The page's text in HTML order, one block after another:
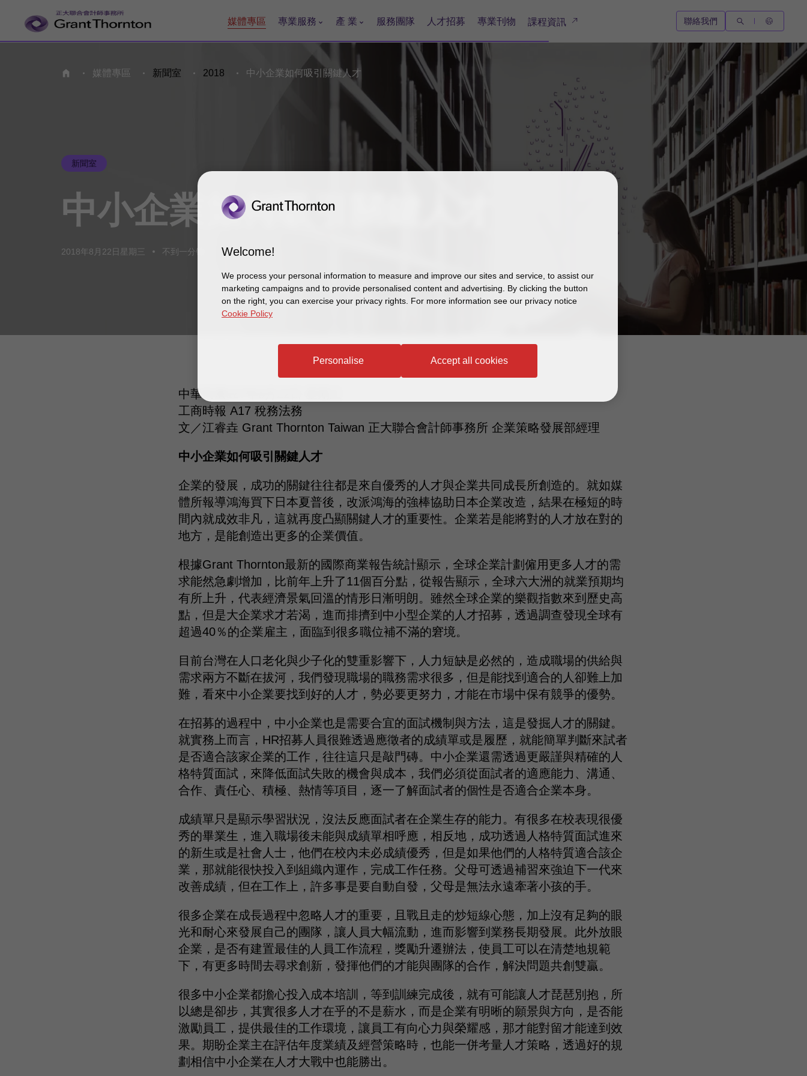
媒體專區 專業服務 產 業 服務團隊 人才招募 專業刊物 課程資訊 聯絡我們
首頁 媒體專區 新聞室 2018 中小企業如何吸引關鍵人才
新聞室
中小企業 如何吸引
2018年8月22日星期三 不到一分钟
中華民國107年8月22日 星期三
工商時報 A17 稅務法務
文／江睿垚 Grant Thornton Taiwan 正大聯合會計師事務所 企業策略發展部經理
中小企業如何吸引關鍵人才
企業的發展，成功的關鍵往往都是來自優秀的人才與企業共同成長所創造的。就如媒
體所報導鴻海買下日本夏普後，改派鴻海的強棒協助日本企業改造，結果在極短的時
間內就成效非凡，這就再度凸顯關鍵人才的重要性。企業若是能將對的人才放在對的
地方，是能創造出更多的企業價值。
根據Grant Thornton最新的國際商業報告統計顯示，全球企業計劃僱用更多人才的需
求能然急劇增加，比前年上升了11個百分點，從報告顯示，全球六大洲的就業預期均
有所上升，代表經濟景氣回溫的情形日漸明朗。雖然全球企業的樂觀指數來到歷史高
點，但是大企業求才若渴，進而排擠到中小型企業的人才招募，透過調查發現全球有
超過40％的企業雇主，面臨到很多職位補不滿的窘境。
目前台灣在人口老化與少子化的雙重影響下，人力短缺是必然的，造成職場的供給與
需求兩方不斷在拔河，我們發現職場的職務需求很多，但是能找到適合的人卻難上加
難，看來中小企業要找到好的人才，勢必要更努力，才能在市場中保有競爭的優勢。
在招募的過程中，中小企業也是需要合宜的面試機制與方法，這是發掘人才的關鍵。
就實務上而言，HR招募人員很難透過應徵者的成績單或是履歷，就能簡單判斷來試者
是否適合該家企業的工作，往往這只是敲門磚。中小企業還需透過更嚴謹與精確的人
格特質面試，來降低面試失敗的機會與成本，我們必須從面試者的適應能力、溝通、
合作、責任心、積極、熱情等項目，逐一了解面試者的個性是否適合企業本身。
成績單只是顯示學習狀況，沒法反應面試者在企業生存的能力。有很多在校表現很優
秀的畢業生，進入職場後未能與成績單相呼應，相反地，成功透過人格特質面試進來
的新生或是社會人士，他們在校內未必成績優秀，但是如果他們的人格特質適合該企
業，那就能很快投入到組織內運作，完成工作任務。父母可透過補習來強迫下一代來
改善成績，但在工作上，許多事是要自動自發，父母是無法永遠牽著小孩的手。
很多企業在成長過程中忽略人才的重要，且戰且走的炒短線心態，加上沒有足夠的眼
光和耐心來發展自己的團隊，讓人員大幅流動，進而影響到業務長期發展。此外放眼
企業，是否有建置最佳的人員工作流程，獎勵升遷辦法，使員工可以在清楚地規範
下，有更多時間去尋求創新，發揮他們的才能與團隊的合作，解決問題共創雙贏。
很多中小企業都擔心投入成本培訓，等到訓練完成後，就有可能讓人才琵琶別抱，所
以總是卻步，其實很多人才在乎的不是薪水，而是企業有明晰的願景與方向，是否能
激勵員工，提供最佳的工作環境，讓員工有向心力與榮耀感，那才能對留才能達到效
果。期盼企業主在評估年度業績及經營策略時，也能一併考量人才策略，透過好的規
劃相信中小企業在人才大戰中也能勝出。
Welcome!
We process your personal information to measure and improve our sites and service, to assist our
marketing campaigns and to provide personalised content and advertising. By clicking the button
on the right, you can exercise your privacy rights. For more information see our privacy notice
Cookie Policy
Accept all cookies
Personalise